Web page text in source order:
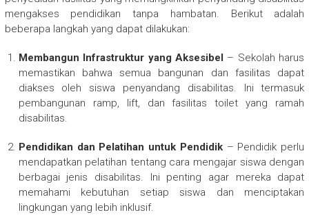
mengakses pendidikan tanpa hambatan. Berikut adalah
beberapa langkah yang dapat dilakukan:
Membangun Infrastruktur yang Aksesibel – Sekolah harus
memastikan bahwa semua bangunan dan fasilitas dapat
diakses oleh siswa penyandang disabilitas. Ini termasuk
pembangunan ramp, lift, dan fasilitas toilet yang ramah
disabilitas.
Pendidikan dan Pelatihan untuk Pendidik– Pendidik perlu
mendapatkan pelatihan tentang cara mengajar siswa dengan
berbagai jenis disabilitas. Ini penting agar mereka dapat
memahami kebutuhan setiap siswa dan menciptakan
lingkungan yang lebih inklusif.